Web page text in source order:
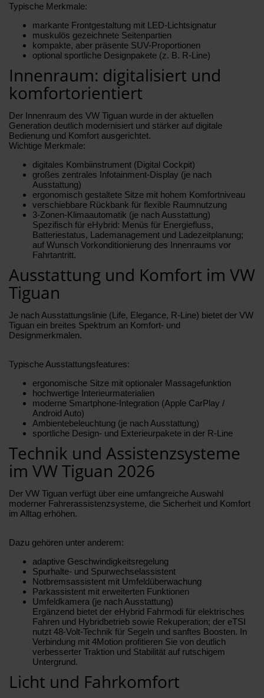
Typische Merkmale:
markante Frontgestaltung mit LED-Lichtsignatur
muskulös gezeichnete Seitenpartien
kompakte, aber präsente SUV-Proportionen
optional sportliche Designpakete (z. B. R-Line)
Innenraum: digitalisiert und
komfortorientiert
Der Innenraum des VW Tiguan wurde in der aktuellen
Generation deutlich modernisiert und stärker auf digitale
Bedienung und Komfort ausgerichtet.
Wichtige Merkmale:
digitales Kombiinstrument (Digital Cockpit)
großes zentrales Infotainment-Display (je nach
Ausstattung)
ergonomisch gestaltete Sitze mit hohem Komfortniveau
verschiebbare Rückbank für flexible Raumnutzung
3-Zonen-Klimaautomatik (je nach Ausstattung)
Spezifisch für eHybrid: Menüs für Energiefluss,
Batteriestatus, Lademanagement und Ladezeitplanung;
auf Wunsch Vorkonditionierung des Innenraums vor
Fahrtantritt.
Ausstattung und Komfort im VW
Tiguan
Je nach Ausstattungslinie (Life, Elegance, R-Line) bietet der VW
Tiguan ein breites Spektrum an Komfort- und
Designmerkmalen.
Typische Ausstattungsfeatures:
ergonomische Sitze mit optionaler Massagefunktion
hochwertige Interieurmaterialien
moderne Smartphone-Integration (Apple CarPlay /
Android Auto)
Ambientebeleuchtung (je nach Ausstattung)
sportliche Design- und Exterieurpakete in der R-Line
Technik und Assistenzsysteme
im VW Tiguan 2026
Der VW Tiguan verfügt über eine umfangreiche Auswahl
moderner Fahrerassistenzsysteme, die Sicherheit und Komfort
im Alltag erhöhen.
Dazu gehören unter anderem:
adaptive Geschwindigkeitsregelung
Spurhalte- und Spurwechselassistent
Notbremsassistent mit Umfeldüberwachung
Parkassistent mit erweiterten Funktionen
Umfeldkamera (je nach Ausstattung)
Ergänzend bietet der eHybrid Fahrmodi für elektrisches
Fahren und Hybridbetrieb sowie Rekuperation; der eTSI
nutzt 48-Volt-Technik für Segeln und sanftes Boosten. In
Verbindung mit 4Motion profitieren Sie von deutlich
verbesserter Traktion und Stabilität auf rutschigem
Untergrund.
Licht und Fahrkomfort